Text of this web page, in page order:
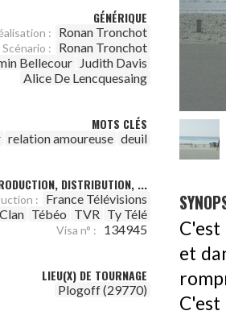
GÉNÉRIQUE
: Ronan Tronchot
Scénario : Ronan Tronchot
Bellecour Judith Davis
Alice De Lencquesaing
MOTS CLÉS
relation amoureuse deuil
DISTRIBUTION, ...
:
France Télévisions
Tébéo TVR Ty Télé
Visa n° : 134945
LIEU(X) DE TOURNAGE
Plogoff (29770)
et